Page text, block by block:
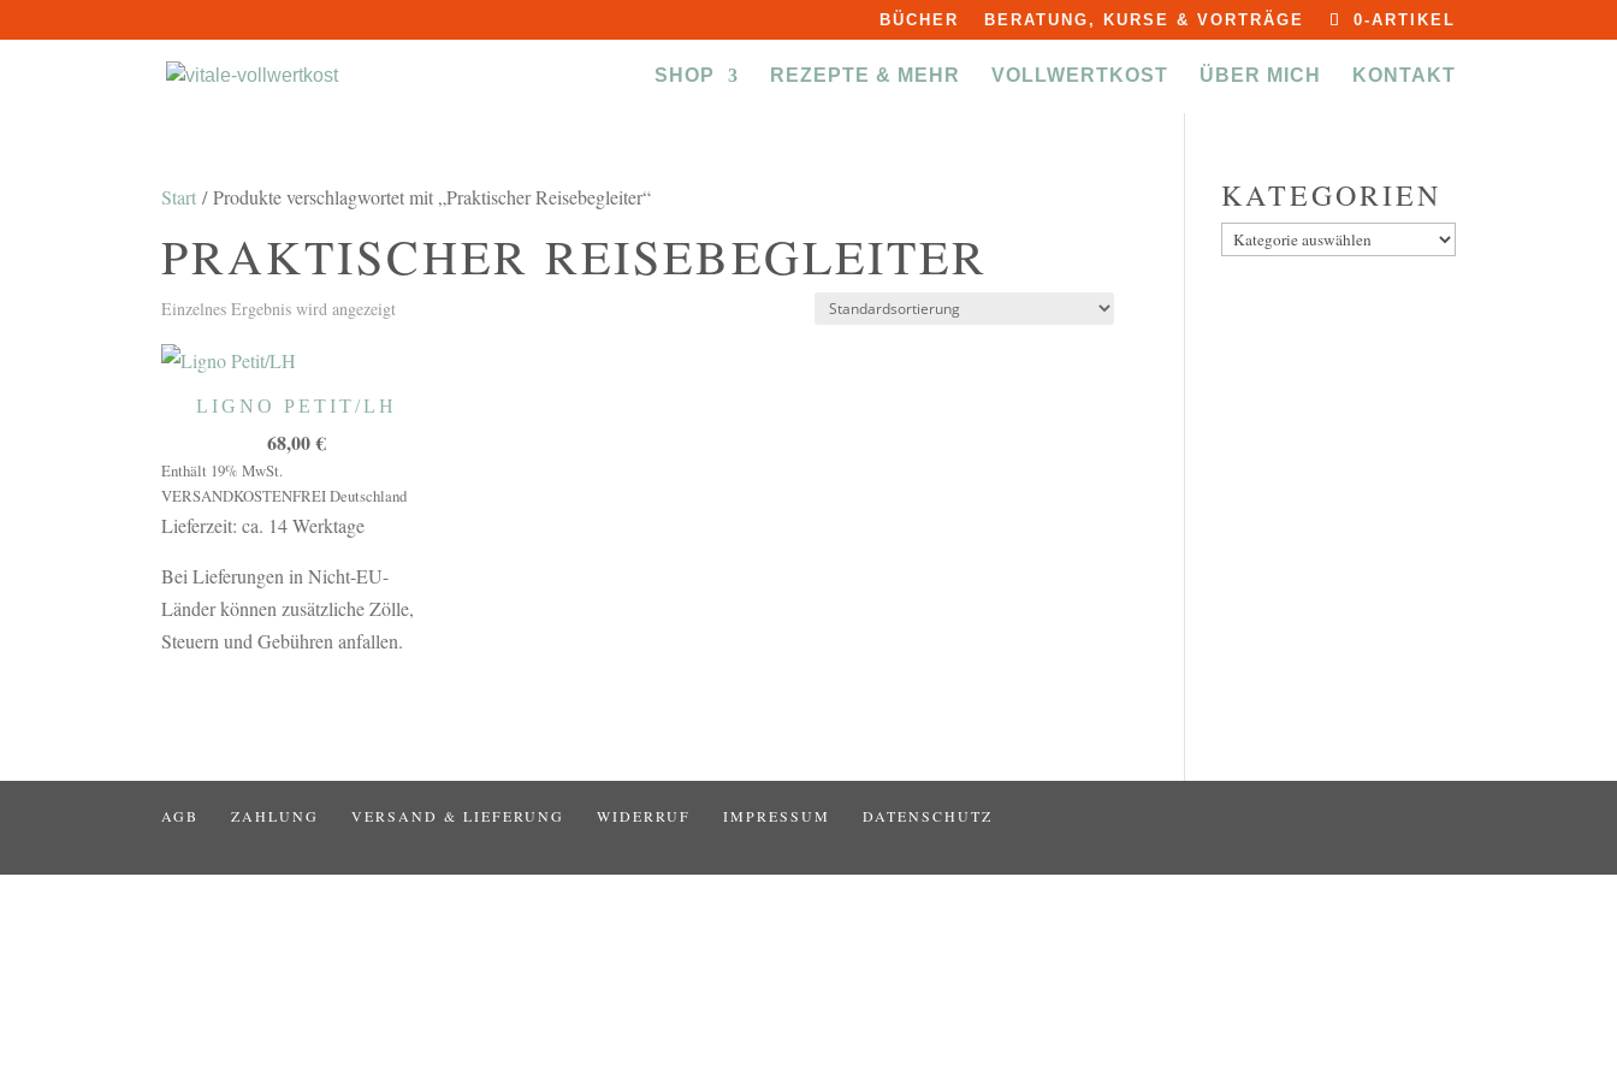
BÜCHER BERATUNG, KURSE & VORTRÄGE 0-ARTIKEL
SHOP REZEPTE & MEHR VOLLWERTKOST ÜBER MICH KONTAKT
Start / Produkte verschlagwortet mit „Praktischer Reisebegleiter“
PRAKTISCHER REISEBEGLEITER
Einzelnes Ergebnis wird angezeigt
LIGNO PETIT/LH
68,00€
Enthält 19% MwSt.
VERSANDKOSTENFREI Deutschland
Lieferzeit: ca. 14 Werktage
Bei Lieferungen in Nicht-EU-
Länder können zusätzliche Zölle,
Steuern und Gebühren anfallen.
KATEGORIEN
Kategorien
AGB ZAHLUNG VERSAND & LIEFERUNG WIDERRUF IMPRESSUM DATENSCHUTZ